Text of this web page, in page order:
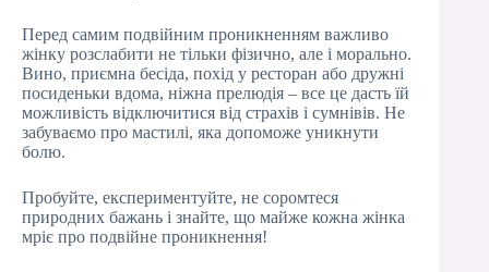
Перед самим подвійним проникненням важливо
жінку розслабити не тільки фізично, але і морально.
Вино, приємна бесіда, похід у ресторан або дружні
посиденьки вдома, ніжна прелюдія – все це дасть їй
можливість відключитися від страхів і сумнівів. Не
забуваємо про мастилі, яка допоможе уникнути
болю.
Пробуйте, експериментуйте, не соромтеся
природних бажань і знайте, що майже кожна жінка
мріє про подвійне проникнення!